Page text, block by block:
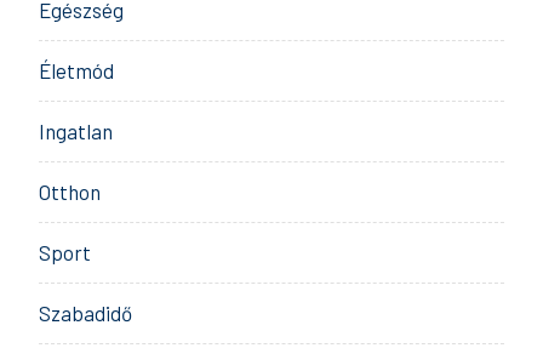
Egészség
Életmód
Ingatlan
Otthon
Sport
Szabadidő